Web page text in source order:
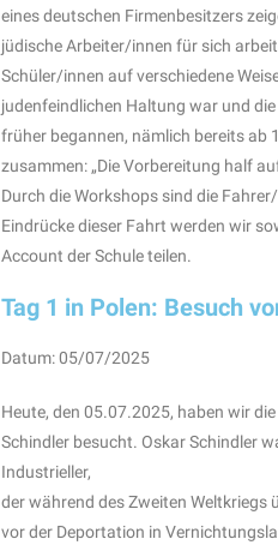
eines deutschen Firmenbesitzers
jüdische Arbeiter/innen für sich
Schüler/innen auf verschiedene
judenfeindlichen Haltung war und
früher begannen, nämlich bereits ab
zusammen: „Die Vorbereitung half
Durch die Workshops sind die
Eindrücke dieser Fahrt werden wir
Account der Schule teilen.
Tag 1 in Polen: Besuch
Datum: 05/07/2025
Heute, den 05.07.2025, haben wir
Schindler besucht. Oskar Schindler
Industrieller,
der während des Zweiten Weltkriegs
vor der Deportation in